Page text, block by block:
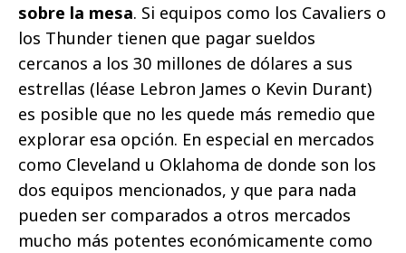
sobre la mesa. Si equipos como los Cavaliers o
los Thunder tienen que pagar sueldos
cercanos a los 30 millones de dólares a sus
estrellas (léase Lebron James o Kevin Durant)
es posible que no les quede más remedio que
explorar esa opción. En especial en mercados
como Cleveland u Oklahoma de donde son los
dos equipos mencionados, y que para nada
pueden ser comparados a otros mercados
mucho más potentes económicamente como